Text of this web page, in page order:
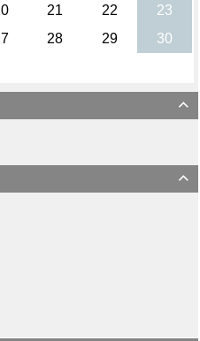

